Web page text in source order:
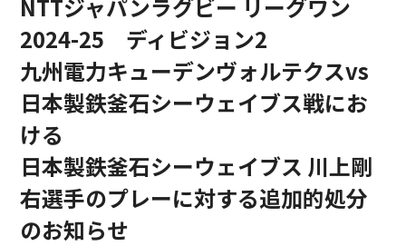
NTTジャパンラグビー リーグワン
2024-25 ディビジョン2
九州電力キューデンヴォルテクスvs
日本製鉄釜石シーウェイブス戦にお
ける
日本製鉄釜石シーウェイブス 川上剛
右選手のプレーに対する追加的処分
のお知らせ